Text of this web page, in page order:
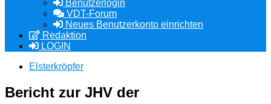
Benutzerlogin
VDT-Forum
Neues Benutzerkonto einrichten
Redaktion
LOGIN
Elsterkröpfer
Bericht zur JHV der